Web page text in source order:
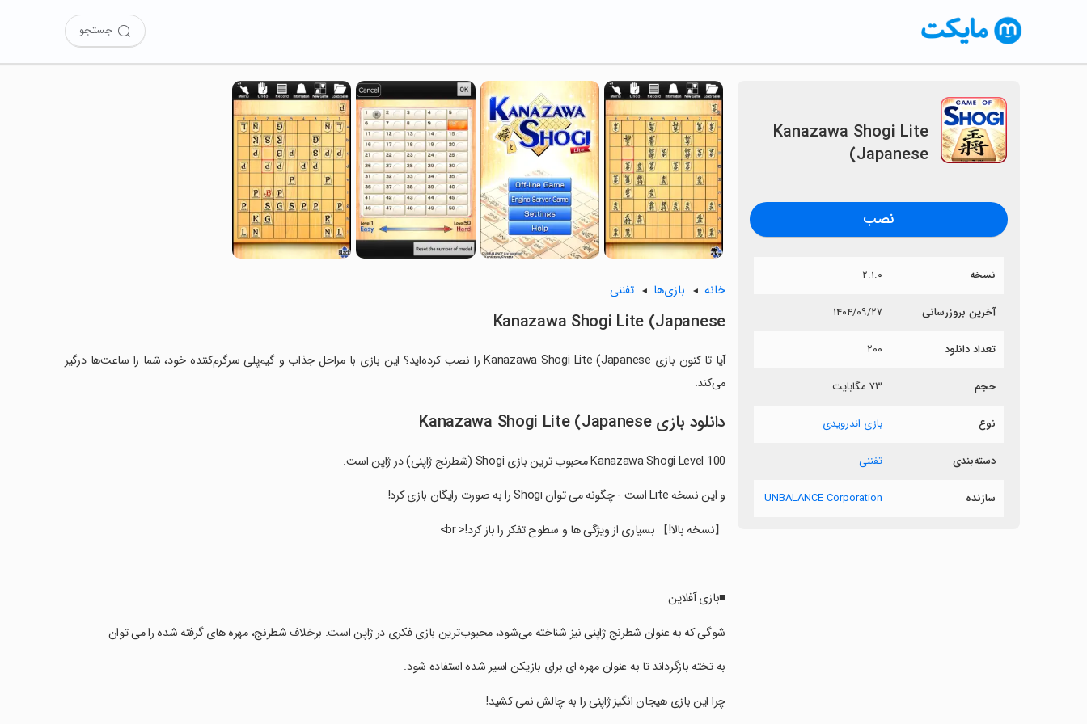
جستجو
Kanazawa Shogi Lite
(Japanese
نصب
نسخه ۲.۱.۰
آخرین بروزرسانی ۱۴۰۴/۰۹/۲۷
تعداد دانلود ۲۰۰
حجم ۷۳ مگابایت
نوع بازی اندرویدی
دسته‌بندی تفننی
سازنده UNBALANCE Corporation
خانه بازی‌ها تفننی
Kanazawa Shogi Lite (Japanese
آیا تا کنون بازی Kanazawa Shogi Lite (Japanese را نصب کرده‌اید؟ این بازی با مراحل جذاب و گیم‌پلی سرگرم‌کننده خود، شما را ساعت‌ها درگیر
می‌کند.
دانلود بازی Kanazawa Shogi Lite (Japanese
Kanazawa Shogi Level 100 محبوب ترین بازی Shogi (شطرنج ژاپنی) در ژاپن است.
‏و این نسخه Lite است - چگونه می توان Shogi را به صورت رایگان بازی کرد!
‏【نسخه بالا!】 بسیاری از ویژگی ها و سطوح تفکر را باز کرد!< br>
‏■بازی آفلاین
‏شوگی که به عنوان شطرنج ژاپنی نیز شناخته می‌شود، محبوب‌ترین بازی فکری در ژاپن است. برخلاف شطرنج، مهره های گرفته شده را می توان
‏به تخته بازگرداند تا به عنوان مهره ای برای بازیکن اسیر شده استفاده شود.
‏چرا این بازی هیجان انگیز ژاپنی را به چالش نمی کشید!